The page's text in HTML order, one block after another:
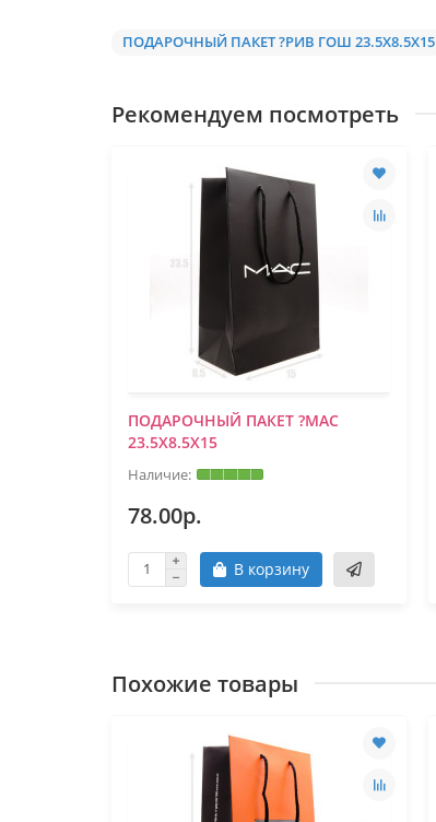
ПОДАРОЧНЫЙ ПАКЕТ ?РИВ ГОШ 23.5Х8.5Х15
Рекомендуем посмотреть
ПОДАРОЧНЫЙ ПАКЕТ ?MAC
23.5Х8.5Х15
78.00р.
В корзину
Похожие товары